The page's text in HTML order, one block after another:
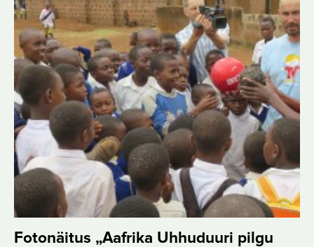
Fotonäitus „Aafrika Uhhuduuri pilgu